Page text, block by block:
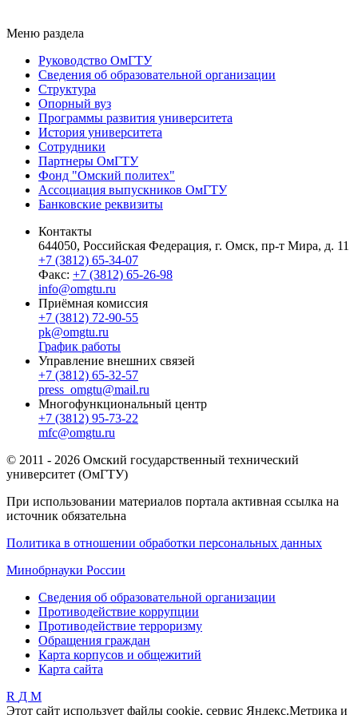
Меню раздела
Руководство ОмГТУ
Сведения об образовательной организации
Структура
Опорный вуз
Программы развития университета
История университета
Сотрудники
Партнеры ОмГТУ
Фонд "Омский политех"
Ассоциация выпускников ОмГТУ
Банковские реквизиты
Контакты
644050, Российская Федерация, г. Омск, пр-т Мира, д. 11
+7 (3812) 65-34-07
Факс: +7 (3812) 65-26-98
info@omgtu.ru
Приёмная комиссия
+7 (3812) 72-90-55
pk@omgtu.ru
График работы
Управление внешних связей
+7 (3812) 65-32-57
press_omgtu@mail.ru
Многофункциональный центр
+7 (3812) 95-73-22
mfc@omgtu.ru
© 2011 - 2026 Омский государственный технический
университет (ОмГТУ)
При использовании материалов портала активная ссылка на
источник обязательна
Политика в отношении обработки персональных данных
Минобрнауки России
Сведения об образовательной организации
Противодействие коррупции
Противодействие терроризму
Обращения граждан
Карта корпусов и общежитий
Карта сайта
R Д М
Этот сайт использует файлы cookie, сервис Яндекс.Метрика и